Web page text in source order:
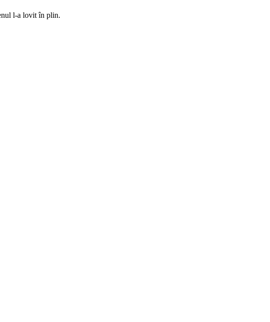
l-a lovit în plin.